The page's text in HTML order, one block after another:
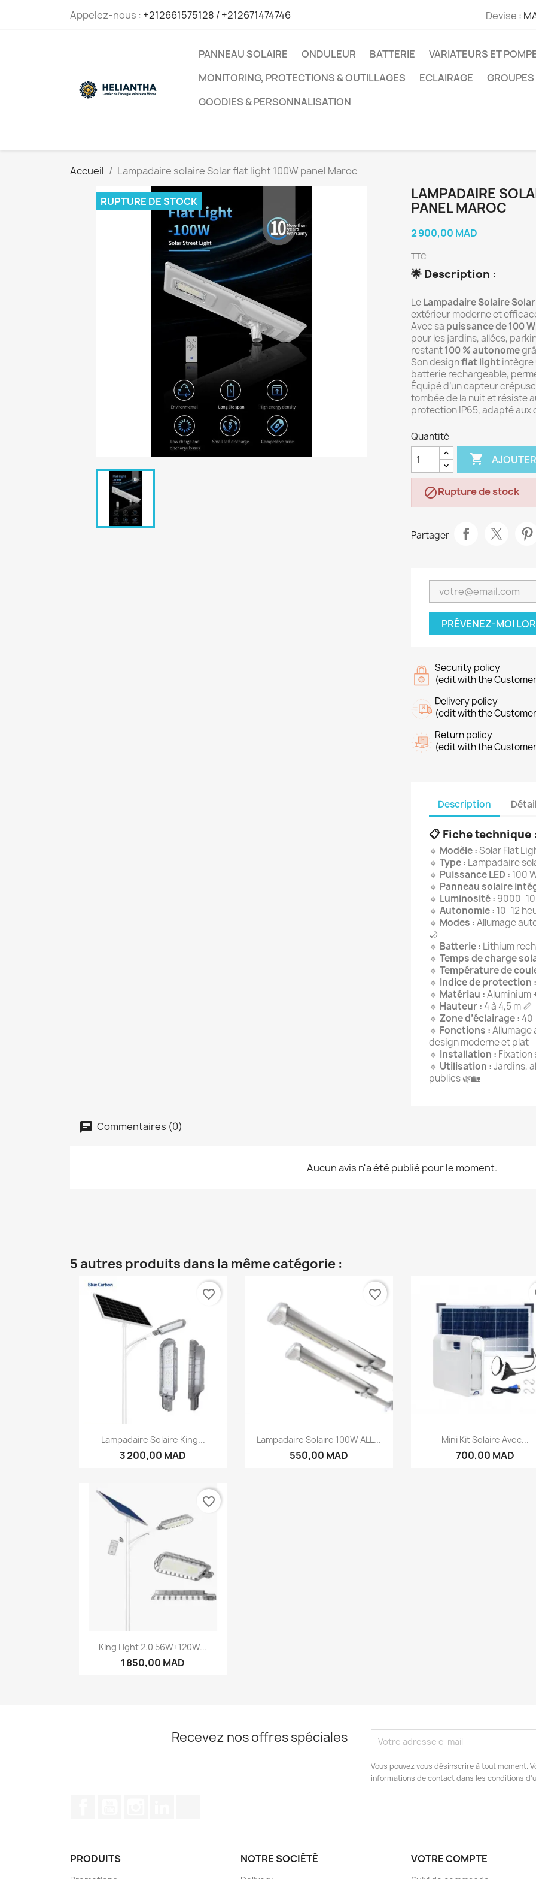
Appelez-nous : +212661575128 / +212671474746 Devise :
PANNEAU SOLAIRE ONDULEUR BATTERIE
VARIATEURS ET
MONITORING, PROTECTIONS & OUTILLAGES
ECLAIRAGE
GOODIES & PERSONNALISATION
Accueil Lampadaire solaire Solar flat light 100W panel Maroc
RUPTURE DE STOCK
LAMPADAIRE
PANEL MAROC
2 900,00 MAD
TTC
🌟 Description :
LeLampadaire Solaire
extérieur moderne et
Avec sa puissance de 100 W
pour les jardins, allées,
restant100 % autonome
Son designflat light intègre
batterie rechargeable,
Équipé d’un capteur
tombée de la nuit et résiste
protection IP65, adapté
Quantité

Rupture de stock
Partager
PRÉVENEZ-MOI
Security policy
(edit with the
Delivery policy
(edit with the
Return policy
(edit with the
Description
📋 Fiche technique :
🔹 Modèle :Solar Flat
🔹 Type : Lampadaire
🔹 Puissance LED : 100
🔹 Panneau solaire
🔹 Luminosité :
🔹 Autonomie : 10–12
🔹 Modes :Allumage
🌙
🔹 Batterie : Lithium
🔹 Temps de charge
🔹 Température de
🔹 Indice de protection :
🔹 Matériau :
🔹 Hauteur :4 à 4,5 m 📏
🔹 Zone d’éclairage :
🔹 Fonctions :Allumage
design moderne et plat
🔹 Installation : Fixation
🔹 Utilisation :Jardins,
publics 🌿🏡
Commentaires (0)
Aucun avis n'a été publié pour le moment.
5 autres produits dans la même catégorie :
Aperçu rapide
Lampadaire Solaire King...
3 200,00 MAD
favorite_border
Aperçu rapide
Lampadaire Solaire 100W ALL...
550,00 MAD
favorite_border
Aperçu rapide
Mini Kit Solaire Avec...
700,00 MAD
Aperçu rapide
King Light 2.0 56W+120W...
1 850,00 MAD
favorite_border
Recevez nos offres spéciales
Vous pouvez vous désinscrire à tout moment.
informations de contact dans les conditions
PRODUITS NOTRE SOCIÉTÉ VOTRE COMPTE